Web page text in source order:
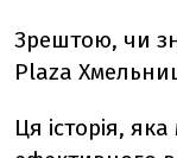
Зрештою, чи
Plaza
Ця історія,